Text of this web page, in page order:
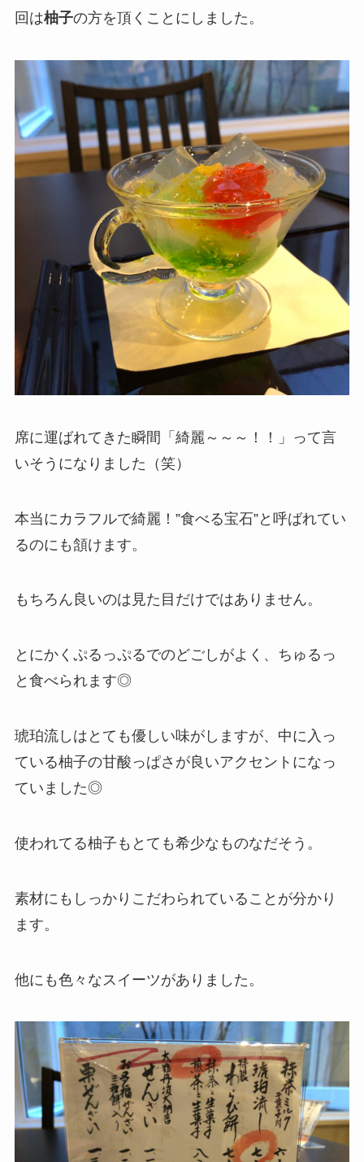
回は柚子の方を頂くことにしました。
席に運ばれてきた瞬間「綺麗～～～！！」って言
いそうになりました（笑）
本当にカラフルで綺麗！”食べる宝石”と呼ばれてい
るのにも頷けます。
もちろん良いのは見た目だけではありません。
とにかくぷるっぷるでのどごしがよく、ちゅるっ
と食べられます◎
琥珀流しはとても優しい味がしますが、中に入っ
ている柚子の甘酸っぱさが良いアクセントになっ
ていました◎
使われてる柚子もとても希少なものなだそう。
素材にもしっかりこだわられている ことが分かり
ます。
他にも色々なスイーツがありました。